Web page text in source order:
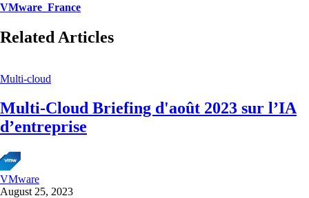
VMware_France
Related Articles
Multi-cloud
Multi-Cloud Briefing d'août 2023 sur l’IA
d’entreprise
VMware
August 25, 2023